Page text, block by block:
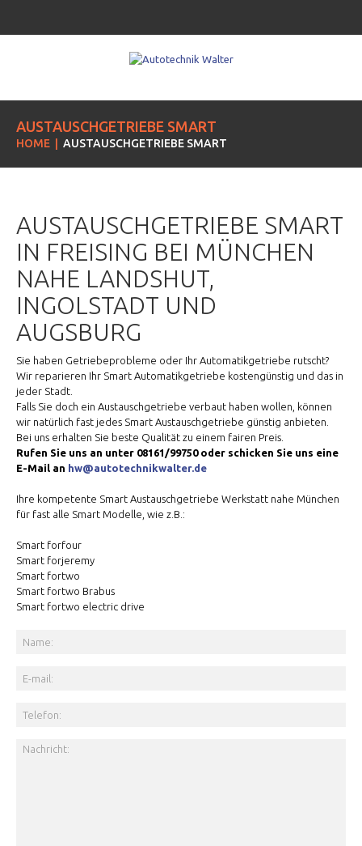
AUSTAUSCHGETRIEBE SMART
HOME AUSTAUSCHGETRIEBE SMART
AUSTAUSCHGETRIEBE SMART
IN FREISING BEI MÜNCHEN
NAHE LANDSHUT,
INGOLSTADT UND
AUGSBURG
Sie haben Getriebeprobleme oder Ihr Automatikgetriebe rutscht?
Wir reparieren Ihr Smart Automatikgetriebe kostengünstig und das in
jeder Stadt.
Falls Sie doch ein Austauschgetriebe verbaut haben wollen, können
wir natürlich fast jedes Smart Austauschgetriebe günstig anbieten.
Bei uns erhalten Sie beste Qualität zu einem fairen Preis.
Rufen Sie uns an unter 08161/99750 oder schicken Sie uns eine
E-Mail an hw@autotechnikwalter.de
Ihre kompetente Smart Austauschgetriebe Werkstatt nahe München
für fast alle Smart Modelle, wie z.B.:
Smart forfour
Smart forjeremy
Smart fortwo
Smart fortwo Brabus
Smart fortwo electric drive